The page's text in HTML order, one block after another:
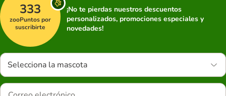
333
zooPuntos por
suscribirte
¡No te pierdas nuestros descuentos
personalizados, promociones especiales y
novedades!
Selecciona la mascota